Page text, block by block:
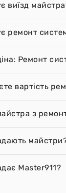
виїзд
ремонт
Ремонт
вартість
з
Master911?